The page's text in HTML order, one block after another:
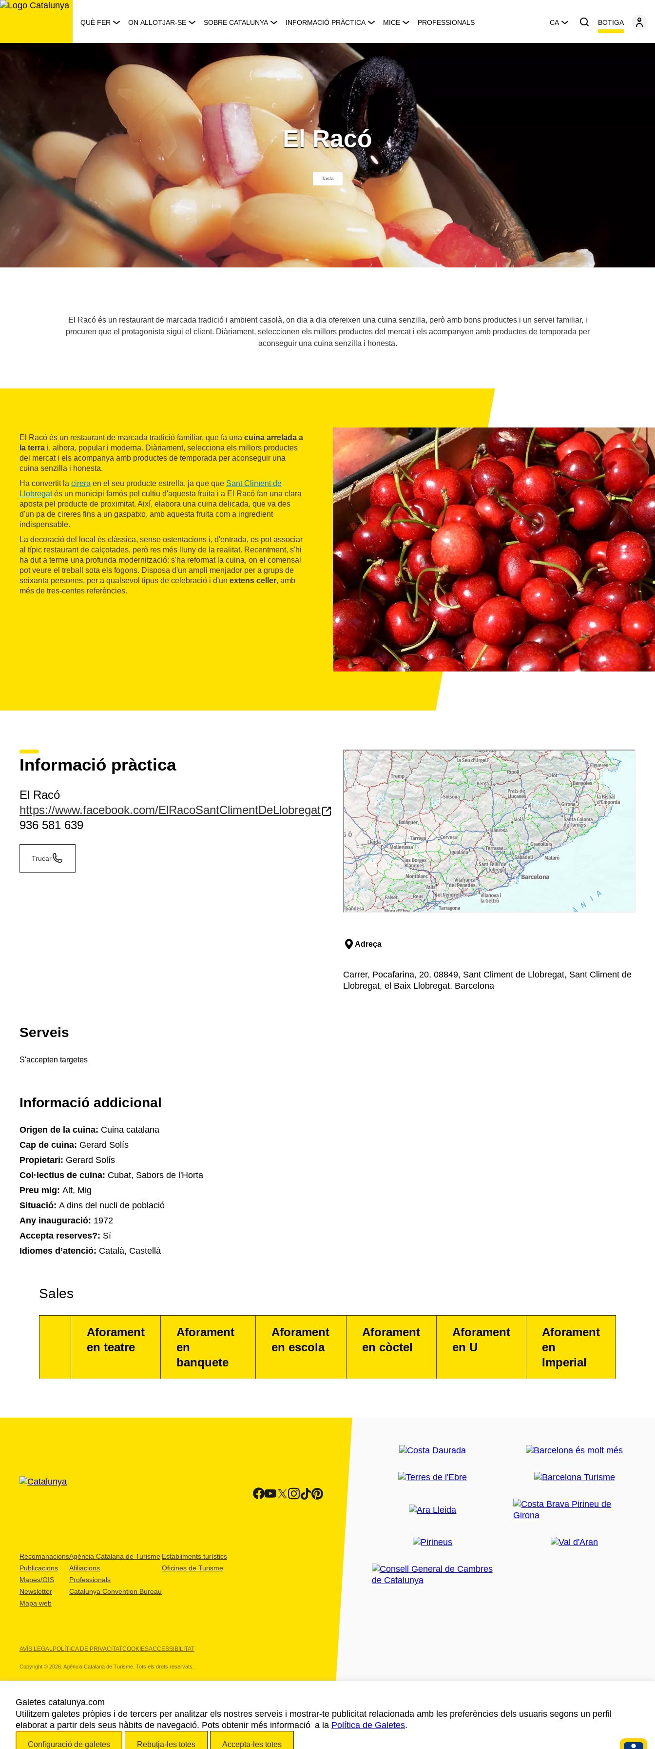
Saltar
QUÈ FER ON ALLOTJAR-SE SOBRE CATALUNYA INFORMACIÓ PRÀCTICA MICE PROFESSIONALS CA BOTIGA
El Racó
Tasta
El Racó és un restaurant de marcada tradició i ambient casolà, on dia a dia ofereixen una cuina senzilla, però amb bons productes i un servei familiar, i
procuren que el protagonista sigui el client. Diàriament, seleccionen els millors productes del mercat i els acompanyen amb productes de temporada per
aconseguir una cuina senzilla i honesta.
El Racó és un restaurant de marcada tradició familiar, que fa una cuina arrelada a
la terra i, alhora, popular i moderna. Diàriament, selecciona els millors productes
del mercat i els acompanya amb productes de temporada per aconseguir una
cuina senzilla i honesta.
Ha convertit la cirera en el seu producte estrella, ja que que Sant Climent de
Llobregatés un municipi famós pel cultiu d'aquesta fruita i a El Racó fan una clara
aposta pel producte de proximitat. Així, elabora una cuina delicada, que va des
d'un pa de cireres fins a un gaspatxo, amb aquesta fruita com a ingredient
indispensable.
La decoració del local és clàssica, sense ostentacions i, d'entrada, es pot associar
al típic restaurant de calçotades, però res més lluny de la realitat. Recentment, s'hi
ha dut a terme una profunda modernització: s'ha reformat la cuina, on el comensal
pot veure el treball sota els fogons. Disposa d'un ampli menjador per a grups de
seixanta persones, per a qualsevol tipus de celebració i d'un extens celler, amb
més de tres-centes referències.
Informació pràctica
El Racó
https://www.facebook.com/ElRacoSantClimentDeLlobregat
936 581 639
Trucar
Adreça
Carrer, Pocafarina, 20, 08849, Sant Climent de Llobregat, Sant Climent de
Llobregat, el Baix Llobregat, Barcelona
Serveis
S'accepten targetes
Informació addicional
Origen de la cuina: Cuina catalana
Cap de cuina: Gerard Solís
Propietari: Gerard Solís
Col·lectius de cuina: Cubat, Sabors de l'Horta
Preu mig: Alt, Mig
Situació: A dins del nucli de població
Any inauguració: 1972
Accepta reserves?: Sí
Idiomes d’atenció: Català, Castellà
Sales
Aforament
en teatre
Aforament
en
banquete
Aforament
en escola
Aforament
en còctel
Aforament
en U
Aforament
en
Imperial
Recomanacions
Publicacions
Mapes/GIS
Newsletter
Mapa web
Agència Catalana de Turisme
Afiliacions
Professionals
Catalunya Convention Bureau
Establiments turístics
Oficines de Turisme
AVÍS LEGALPOLÍTICA DE PRIVACITATCOOKIESACCESSIBILITAT
Copyright © 2026. Agència Catalana de Turisme. Tots els drets reservats.
ELS NOSTRES PARTNERS
Galetes catalunya.com
Utilitzem galetes pròpies i de tercers per analitzar els nostres serveis i mostrar-te publicitat relacionada amb les preferències dels usuaris segons un perfil
elaborat a partir dels seus hàbits de navegació. Pots obtenir més informació a la Política de Galetes.
Configuració de galetes Rebutja-les totes Accepta-les totes